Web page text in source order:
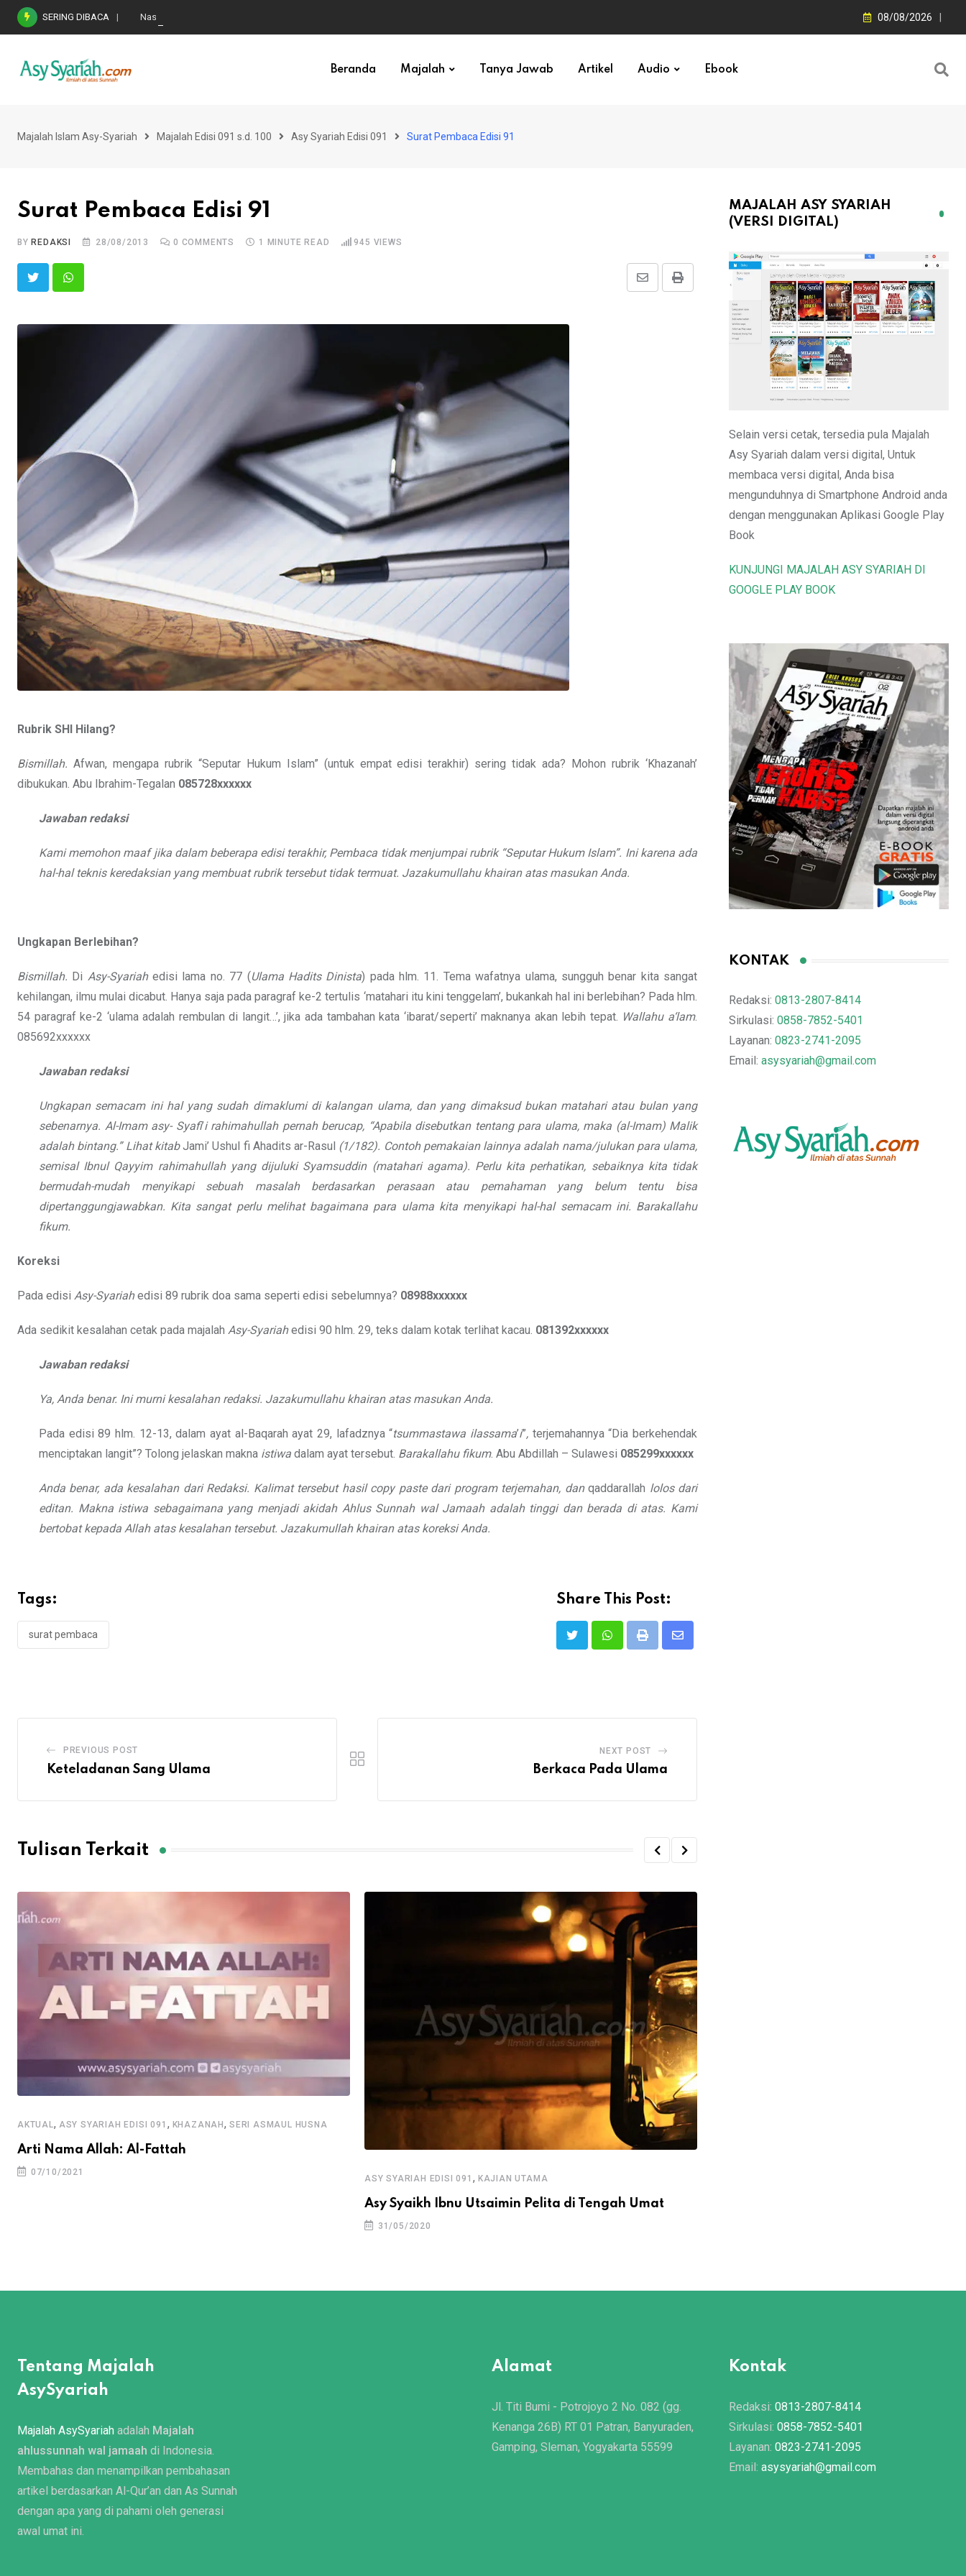
Skip
SERING DIBACA Nasihat Emas di Masa Fitnah (Ujian/Perselisihan) 08/08/2026
Beranda Majalah Tanya Jawab Artikel Audio Ebook
Majalah Islam Asy-Syariah Majalah Edisi 091 s.d. 100 Asy Syariah Edisi 091 Surat Pembaca Edisi 91
Surat Pembaca Edisi 91
BY REDAKSI 28/08/2013 0 COMMENTS 1 MINUTE READ 945 VIEWS
Print
Share
Rubrik SHI Hilang?
Bismillah. Afwan, mengapa rubrik “Seputar Hukum Islam” (untuk empat edisi terakhir) sering tidak ada? Mohon rubrik ‘Khazanah’
dibukukan. Abu Ibrahim-Tegalan 085728xxxxxx
Jawaban redaksi
Kami memohon maaf jika dalam beberapa edisi terakhir, Pembaca tidak menjumpai rubrik “Seputar Hukum Islam”. Ini karena ada
hal-hal teknis keredaksian yang membuat rubrik tersebut tidak termuat. Jazakumullahu khairan atas masukan Anda.
Ungkapan Berlebihan?
Bismillah. Di Asy-Syariahedisi lama no. 77 (Ulama Hadits Dinista) pada hlm. 11. Tema wafatnya ulama, sungguh benar kita sangat
kehilangan, ilmu mulai dicabut. Hanya saja pada paragraf ke-2 tertulis ‘matahari itu kini tenggelam’, bukankah hal ini berlebihan? Pada hlm.
54 paragraf ke-2 ‘ulama adalah rembulan di langit…’, jika ada tambahan kata ‘ibarat/seperti’ maknanya akan lebih tepat. Wallahu a‘lam.
085692xxxxxx
Jawaban redaksi
Ungkapan semacam ini hal yang sudah dimaklumi di kalangan ulama, dan yang dimaksud bukan matahari atau bulan yang
sebenarnya. Al-Imam asy- Syafi’i rahimahullah pernah berucap, “Apabila disebutkan tentang para ulama, maka (al-Imam) Malik
adalah bintang.” Lihat kitabJami’ Ushul fi Ahadits ar-Rasul (1/182). Contoh pemakaian lainnya adalah nama/julukan para ulama,
semisal Ibnul Qayyim rahimahullah yang dijuluki Syamsuddin (matahari agama). Perlu kita perhatikan, sebaiknya kita tidak
bermudah-mudah menyikapi sebuah masalah berdasarkan perasaan atau pemahaman yang belum tentu bisa
dipertanggungjawabkan. Kita sangat perlu melihat bagaimana para ulama kita menyikapi hal-hal semacam ini. Barakallahu
fikum.
Koreksi
Pada edisi Asy-Syariahedisi 89 rubrik doa sama seperti edisi sebelumnya? 08988xxxxxx
Ada sedikit kesalahan cetak pada majalah Asy-Syariahedisi 90 hlm. 29, teks dalam kotak terlihat kacau. 081392xxxxxx
Jawaban redaksi
Ya, Anda benar. Ini murni kesalahan redaksi. Jazakumullahu khairan atas masukan Anda.
Pada edisi 89 hlm. 12-13, dalam ayat al-Baqarah ayat 29, lafadznya “tsummastawa ilassama’i”, terjemahannya “Dia berkehendak
menciptakan langit”? Tolong jelaskan makna istiwa dalam ayat tersebut. Barakallahu fikum. Abu Abdillah – Sulawesi 085299xxxxxx
Anda benar, ada kesalahan dari Redaksi. Kalimat tersebut hasil copy paste dari program terjemahan, dan qaddarallah lolos dari
editan. Makna istiwa sebagaimana yang menjadi akidah Ahlus Sunnah wal Jamaah adalah tinggi dan berada di atas. Kami
bertobat kepada Allah atas kesalahan tersebut. Jazakumullah khairan atas koreksi Anda.
Tags:
surat pembaca
Share This Post:
Print
Share
PREVIOUS POST
Keteladanan Sang Ulama
NEXT POST
Berkaca Pada Ulama
Tulisan Terkait
AKTUAL , ASY SYARIAH EDISI 091 , KHAZANAH,SERI ASMAUL HUSNA
Arti Nama Allah: Al-Fattah
07/10/2021
ASY SYARIAH EDISI 091 , KAJIAN UTAMA
Asy Syaikh Ibnu Utsaimin Pelita di Tengah Umat
31/05/2020
MAJALAH ASY SYARIAH
(VERSI DIGITAL)
Selain versi cetak, tersedia pula Majalah
Asy Syariah dalam versi digital, Untuk
membaca versi digital, Anda bisa
mengunduhnya di Smartphone Android anda
dengan menggunakan Aplikasi Google Play
Book
KUNJUNGI MAJALAH ASY SYARIAH DI
GOOGLE PLAY BOOK
KONTAK
Redaksi: 0813-2807-8414
Sirkulasi: 0858-7852-5401
Layanan: 0823-2741-2095
Email: asysyariah@gmail.com
Tentang Majalah
AsySyariah
Majalah AsySyariah adalah Majalah
ahlussunnah wal jamaah di Indonesia.
Membahas dan menampilkan pembahasan
artikel berdasarkan Al-Qur’an dan As Sunnah
dengan apa yang di pahami oleh generasi
awal umat ini.
Alamat
Jl. Titi Bumi - Potrojoyo 2 No. 082 (gg.
Kenanga 26B) RT 01 Patran, Banyuraden,
Gamping, Sleman, Yogyakarta 55599
Kontak
Redaksi: 0813-2807-8414
Sirkulasi: 0858-7852-5401
Layanan: 0823-2741-2095
Email: asysyariah@gmail.com